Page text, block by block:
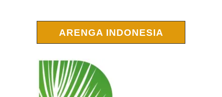
ARENGA INDONESIA